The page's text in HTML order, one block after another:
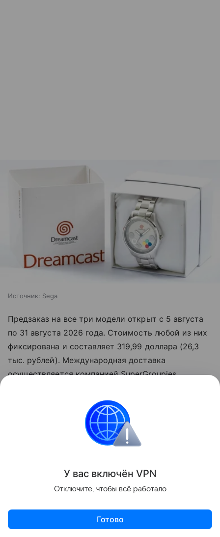
Источник: Sega
Предзаказ на все три модели открыт с 5 августа
по 31 августа 2026 года. Стоимость любой из них
фиксирована и составляет 319,99 доллара (26,3
тыс. рублей). Международная доставка
осуществляется компанией SuperGroupies,
мотивам Final Fantasy, Zelda и Evangelion, однако
линейка Sega считается одной из самых
технически детализированных в ее портфолио.
Отправка заказов начнется в апреле 2027 года.
Читайте также нашу
о том, как Sega
У вас включён VPN
Отключите, чтобы всё работало
Готово